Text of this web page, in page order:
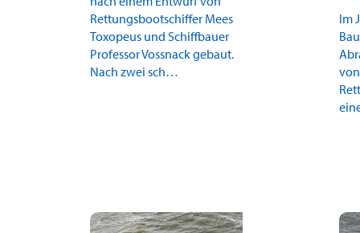
Rettungsbootschiffer Mees
Toxopeus und Schiffbauer
Professor Vossnack gebaut.
Nach zwei sch…
Im